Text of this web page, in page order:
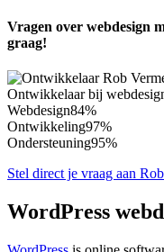
Vragen over webdesign
graag!
Ontwikkelaar bij
Webdesign84%
Ontwikkeling97%
Ondersteuning95%
Stel direct je vraag aan Rob
WordPress